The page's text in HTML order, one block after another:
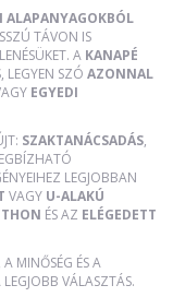
ALAPANYAGOKBÓL
TÁVON IS
A KANAPÉ
LEGYEN SZÓ AZONNAL
EGYEDI
SZAKTANÁCSADÁS,
LEGJOBBAN
VAGY U-ALAKÚ
ÉS AZ ELÉGEDETT
MINŐSÉG ÉS A
LEGJOBB VÁLASZTÁS.